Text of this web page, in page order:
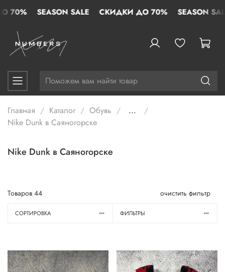
SEASON SALE СКИДКИ ДО 70% SEASON SALE
Главная Каталог Обувь
...
Nike Dunk в Саяногорске
Nike Dunk в Саяногорске
Товаров 44 очистить фильтр
СОРТИРОВКА ФИЛЬТРЫ